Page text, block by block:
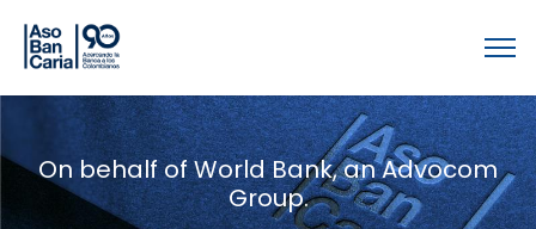
On behalf of World Bank, an Advocom
Group.